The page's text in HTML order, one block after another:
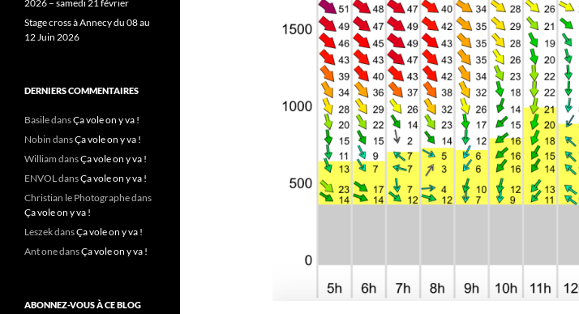
2026 – samedi 21 février
Stage cross à Annecy du 08 au
12 Juin 2026
DERNIERS COMMENTAIRES
BasiledansÇa vole on y va !
Nobin dansÇa vole on y va !
William dansÇa vole on y va !
ENVOLdansÇa vole on y va !
Christian le Photographedans
Ça vole on y va !
LeszekdansÇa vole on y va !
Ant onedansÇa vole on y va !
ABONNEZ-VOUS À CE BLOG